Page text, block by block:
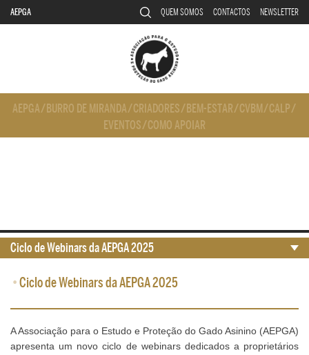
AEPGA QUEM SOMOS CONTACTOS NEWSLETTER
AEPGA/ BURRO DE MIRANDA/CRIADORES/ BEM-ESTAR/CVBM/CALP/
EVENTOS/COMO APOIAR
•Ciclo de Webinars da AEPGA 2025
A Associação para o Estudo e Proteção do Gado Asinino (AEPGA)
apresenta um novo ciclo de webinars dedicados a proprietários
Ciclo de Webinars da AEPGA 2025